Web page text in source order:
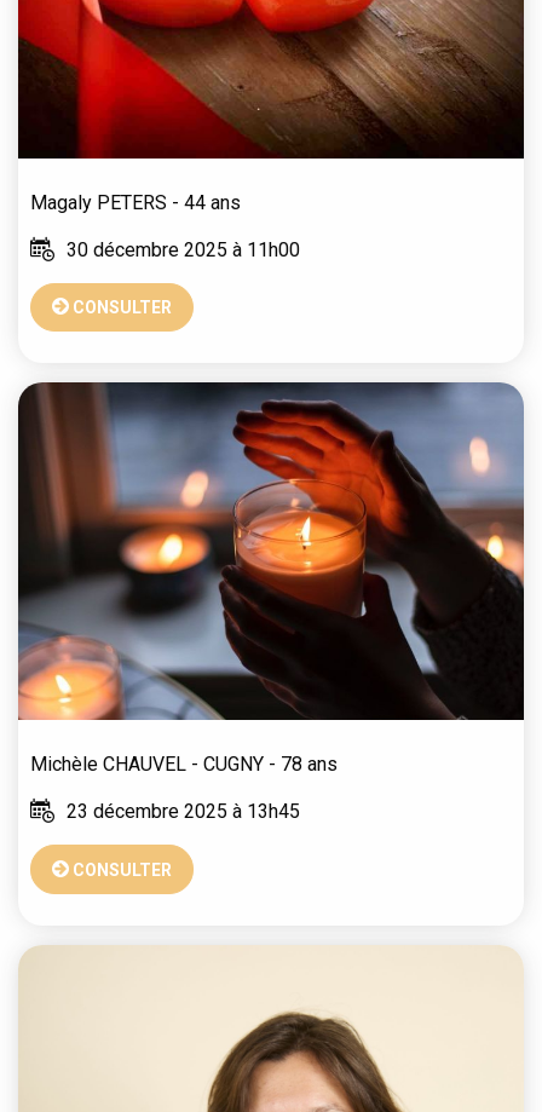
Magaly PETERS - 44 ans
30 décembre 2025 à 11h00
CONSULTER
Michèle CHAUVEL - CUGNY - 78 ans
23 décembre 2025 à 13h45
CONSULTER